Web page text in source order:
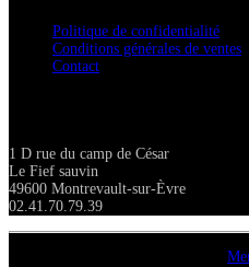
Politique de confidentialité
Conditions générales de ventes
Contact
1 D rue du camp de César
Le Fief sauvin
49600 Montrevault-sur-Èvre
02.41.70.79.39